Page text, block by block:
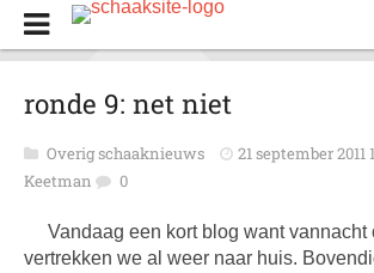
ronde 9: net niet
Overig schaaknieuws 21 september 2011
Keetman
0
Vandaag een kort blog want vannacht
vertrekken we al weer naar huis.